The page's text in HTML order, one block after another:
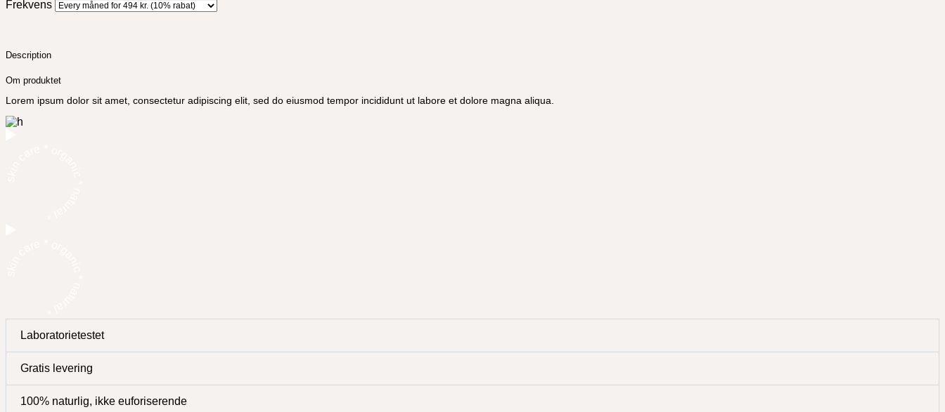
Frekvens
Description
Om produktet
Lorem ipsum dolor sit amet, consectetur adipiscing elit, sed do eiusmod tempor incididunt ut labore et dolore magna aliqua.
Laboratorietestet
Gratis levering
100% naturlig, ikke euforiserende